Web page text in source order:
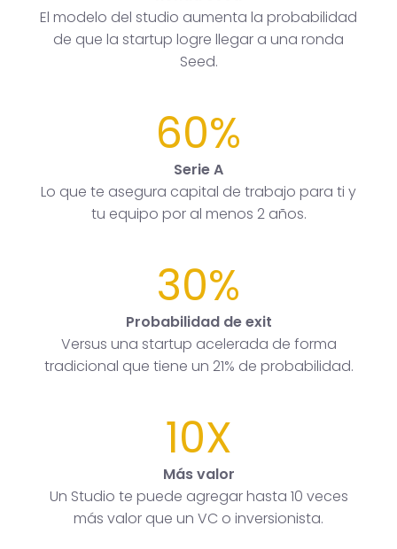
El modelo del studio aumenta la probabilidad
de que la startup logre llegar a una ronda
Seed.
60%
Serie A
Lo que te asegura capital de trabajo para ti y
tu equipo por al menos 2 años.
30%
Probabilidad de exit
Versus una startup acelerada de forma
tradicional que tiene un 21% de probabilidad.
10X
Más valor
Un Studio te puede agregar hasta 10 veces
más valor que un VC o inversionista.